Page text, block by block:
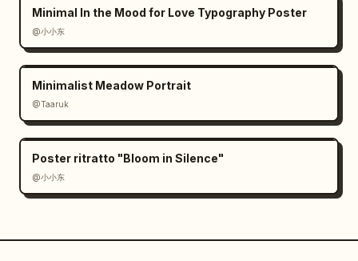
Minimal In the Mood for Love Typography Poster
@小小东
Minimalist Meadow Portrait
@Taaruk
Poster ritratto "Bloom in Silence"
@小小东